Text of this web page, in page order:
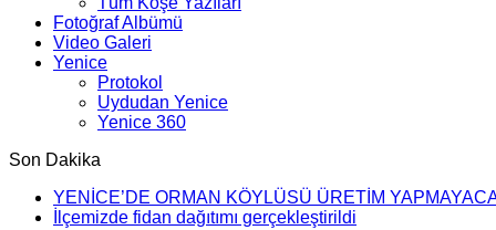
Fotoğraf Albümü
Video Galeri
Yenice
Protokol
Uydudan Yenice
Yenice 360
Son Dakika
YENİCE’DE ORMAN KÖYLÜSÜ ÜRETİM
İlçemizde fidan dağıtımı gerçekleştirildi